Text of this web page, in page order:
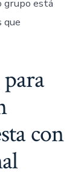
grupo está
que
con